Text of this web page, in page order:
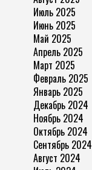
Июль 2025
Июнь 2025
Май 2025
Апрель 2025
Март 2025
Февраль 2025
Январь 2025
Декабрь 2024
Ноябрь 2024
Октябрь 2024
Сентябрь 2024
Август 2024